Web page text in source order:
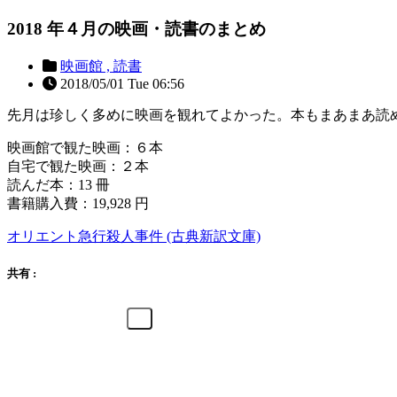
2018 年４月の映画・読書のまとめ
映画館 , 読書
2018/05/01 Tue 06:56
先月は珍しく多めに映画を観れてよかった。本もまあまあ読
映画館で観た映画：６本
自宅で観た映画：２本
読んだ本：13 冊
書籍購入費：19,928 円
オリエント急行殺人事件 (古典新訳文庫)
共有 :